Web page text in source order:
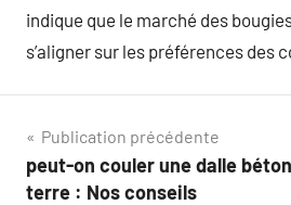
indique que le marché des
s’aligner sur les préférences des
Navigation
de
Publication précédente
peut-on couler une dalle
terre : Nos conseils